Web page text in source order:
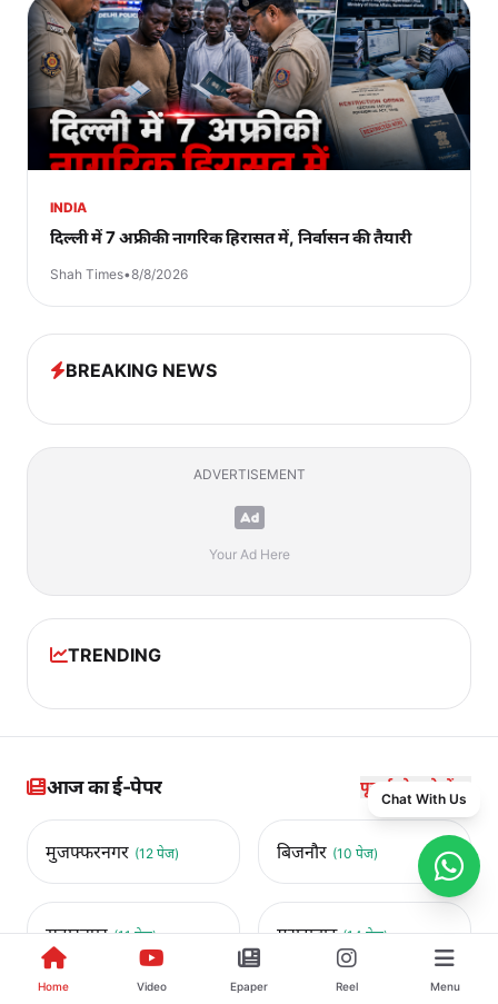
INDIA
दिल्ली में 7 अफ्रीकी नागरिक हिरासत में, निर्वासन की तैयारी
Shah Times•8/8/2026
BREAKING NEWS
ADVERTISEMENT
Your Ad Here
TRENDING
आज का ई-पेपर पूरा ई-पेपर देखें →
मुजफ्फरनगर (12 पेज) बिजनौर (10 पेज)
सहारनपुर(11 पेज) मुरादाबाद(14 पेज)
Home Video Epaper Reel Menu
Chat With Us